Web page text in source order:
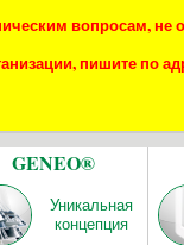
вопросам, не
пишите по
GENEO®
Уникальная
концепция